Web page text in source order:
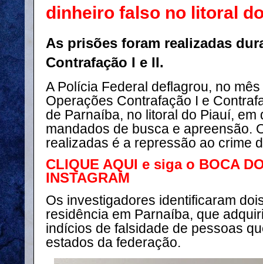
dinheiro falso no litoral
As prisões foram realizadas
Contrafação I e II.
A Polícia Federal deflagrou, no
Operações Contrafação I e
de Parnaíba, no litoral do Piauí,
mandados de busca e apreensão.
realizadas é a repressão ao crime
CLIQUE AQUI e siga o BOCA
INSTAGRAM
Os investigadores identificaram
residência em Parnaíba, que
indícios de falsidade de pessoas
estados da federação.